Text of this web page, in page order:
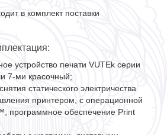
в комплект поставки
устройство печати VUTEk серии
7-ми красочный;
статического электричества
принтером, c операционной
программное обеспечение Print